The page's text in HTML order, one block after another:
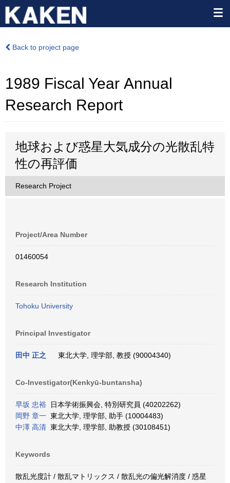
Back to project page
1989 Fiscal Year Annual
Research Report
地球および惑星大気成分の光散乱特
性の再評価
Research Project
Project/Area Number
01460054
Research Institution
Tohoku University
Principal Investigator
田中 正之 東北大学, 理学部, 教授 (90004340)
Co-Investigator(Kenkyū-buntansha)
早坂 忠裕 日本学術振興会, 特別研究員 (40202262)
岡野 章一 東北大学, 理学部, 助手 (10004483)
中澤 高清 東北大学, 理学部, 助教授 (30108451)
Keywords
散乱光度計 / 散乱マトリックス / 散乱光の偏光解消度 / 惑星